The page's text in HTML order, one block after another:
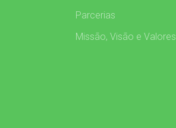
Parcerias
Missão, Visão e Valores